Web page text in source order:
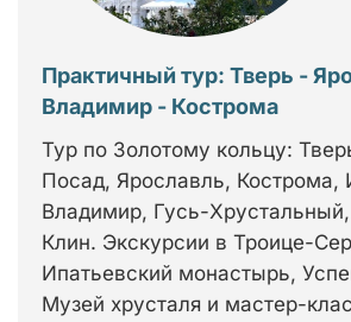
Практичный тур: Тверь -
Владимир - Кострома
Тур по Золотому кольцу:
Посад, Ярославль, Кострома,
Владимир, Гусь-
Клин. Экскурсии в Троице-
Ипатьевский монастырь,
Музей хрусталя и мастер-